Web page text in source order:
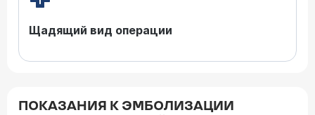
Щадящий вид операции
ПОКАЗАНИЯ К ЭМБОЛИЗАЦИИ